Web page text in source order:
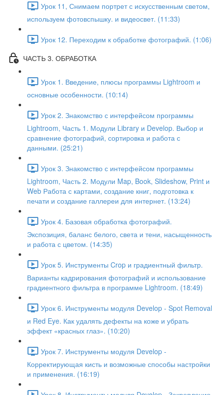
Урок 11, Снимаем портрет с искусственным светом,
используем фотовспышку. и видеосвет. (11:33)
Урок 12. Переходим к обработке фотографий. (1:06)
ЧАСТЬ 3. ОБРАБОТКА
Урок 1. Введение, плюсы программы Lightroom и
основные особенности. (10:14)
Урок 2. Знакомство с интерфейсом программы
Lightroom, Часть 1. Модули Library и Develop. Выбор и
сравнение фотографий, сортировка и работа с
данными. (25:21)
Урок 3. Знакомство с интерфейсом программы
Lightroom, Часть 2. Модули Map, Book, Slideshow, Print и
Web Работа с картами, создание книг, подготовка к
печати и создание галлереи для интернет. (13:24)
Урок 4. Базовая обработка фотографий.
Экспозиция, баланс белого, света и тени, насыщенность
и работа с цветом. (14:35)
Урок 5. Инструменты Crop и градиентный фильтр.
Варианты кадрирования фотографий и использование
градиентного фильтра в программе Lightroom. (18:49)
Урок 6. Инструменты модуля Develop - Spot Removal
и Red Eye. Как удалять дефекты на коже и убрать
эффект «красных глаз». (10:20)
Урок 7. Инструменты модуля Develop -
Корректирующая кисть и возможные способы настройки
и применения. (16:19)